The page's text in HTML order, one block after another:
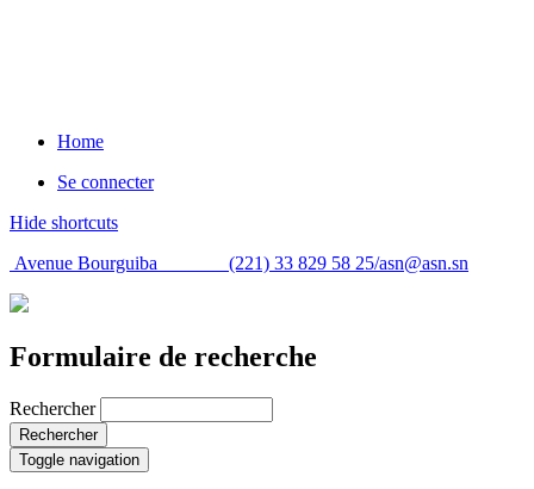
Home
Se connecter
Hide shortcuts
Avenue Bourguiba (221) 33 829 58 25/asn@asn.sn
Formulaire de recherche
Rechercher
Rechercher
Toggle navigation